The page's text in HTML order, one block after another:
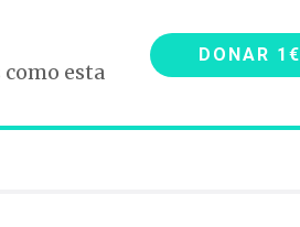
esta
DONAR 1€